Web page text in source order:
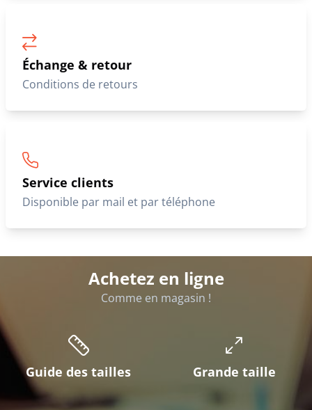
Échange & retour
Conditions de retours
Service clients
Disponible par mail et par téléphone
Achetez en ligne
Comme en magasin !
Guide des tailles Grande taille